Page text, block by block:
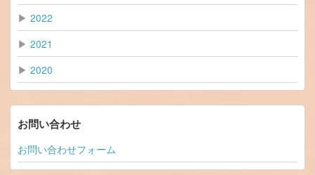
▶ 2022
▶ 2021
▶ 2020
お問い合わせ
お問い合わせフォーム